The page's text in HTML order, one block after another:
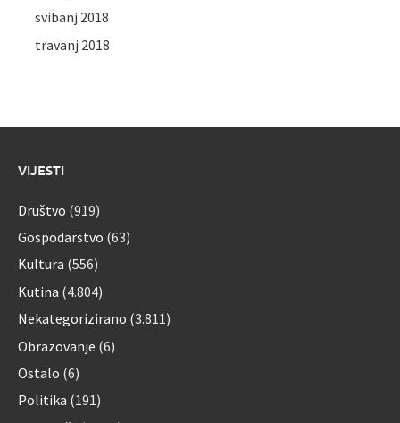
svibanj 2018
travanj 2018
VIJESTI
Društvo (919)
Gospodarstvo (63)
Kultura (556)
Kutina (4.804)
Nekategorizirano (3.811)
Obrazovanje (6)
Ostalo (6)
Politika (191)